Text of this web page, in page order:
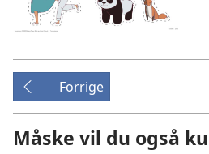
Forrige
Måske vil du også